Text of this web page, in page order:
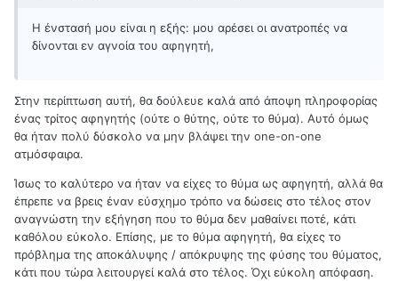
Η ένστασή μου είναι η εξής: μου αρέσει οι ανατροπές να
δίνονται εν αγνοία του αφηγητή,
Στην περίπτωση αυτή, θα δούλευε καλά από άποψη πληροφορίας
ένας τρίτος αφηγητής (ούτε ο θύτης, ούτε το θύμα). Αυτό όμως
θα ήταν πολύ δύσκολο να μην βλάψει την one-on-one
ατμόσφαιρα.
Ίσως το καλύτερο να ήταν να είχες το θύμα ως αφηγητή, αλλά θα
έπρεπε να βρεις έναν εύσχημο τρόπο να δώσεις στο τέλος στον
αναγνώστη την εξήγηση που το θύμα δεν μαθαίνει ποτέ, κάτι
καθόλου εύκολο. Επίσης, με το θύμα αφηγητή, θα είχες το
πρόβλημα της αποκάλυψης / απόκρυψης της φύσης του θύματος,
κάτι που τώρα λειτουργεί καλά στο τέλος. Όχι εύκολη απόφαση.